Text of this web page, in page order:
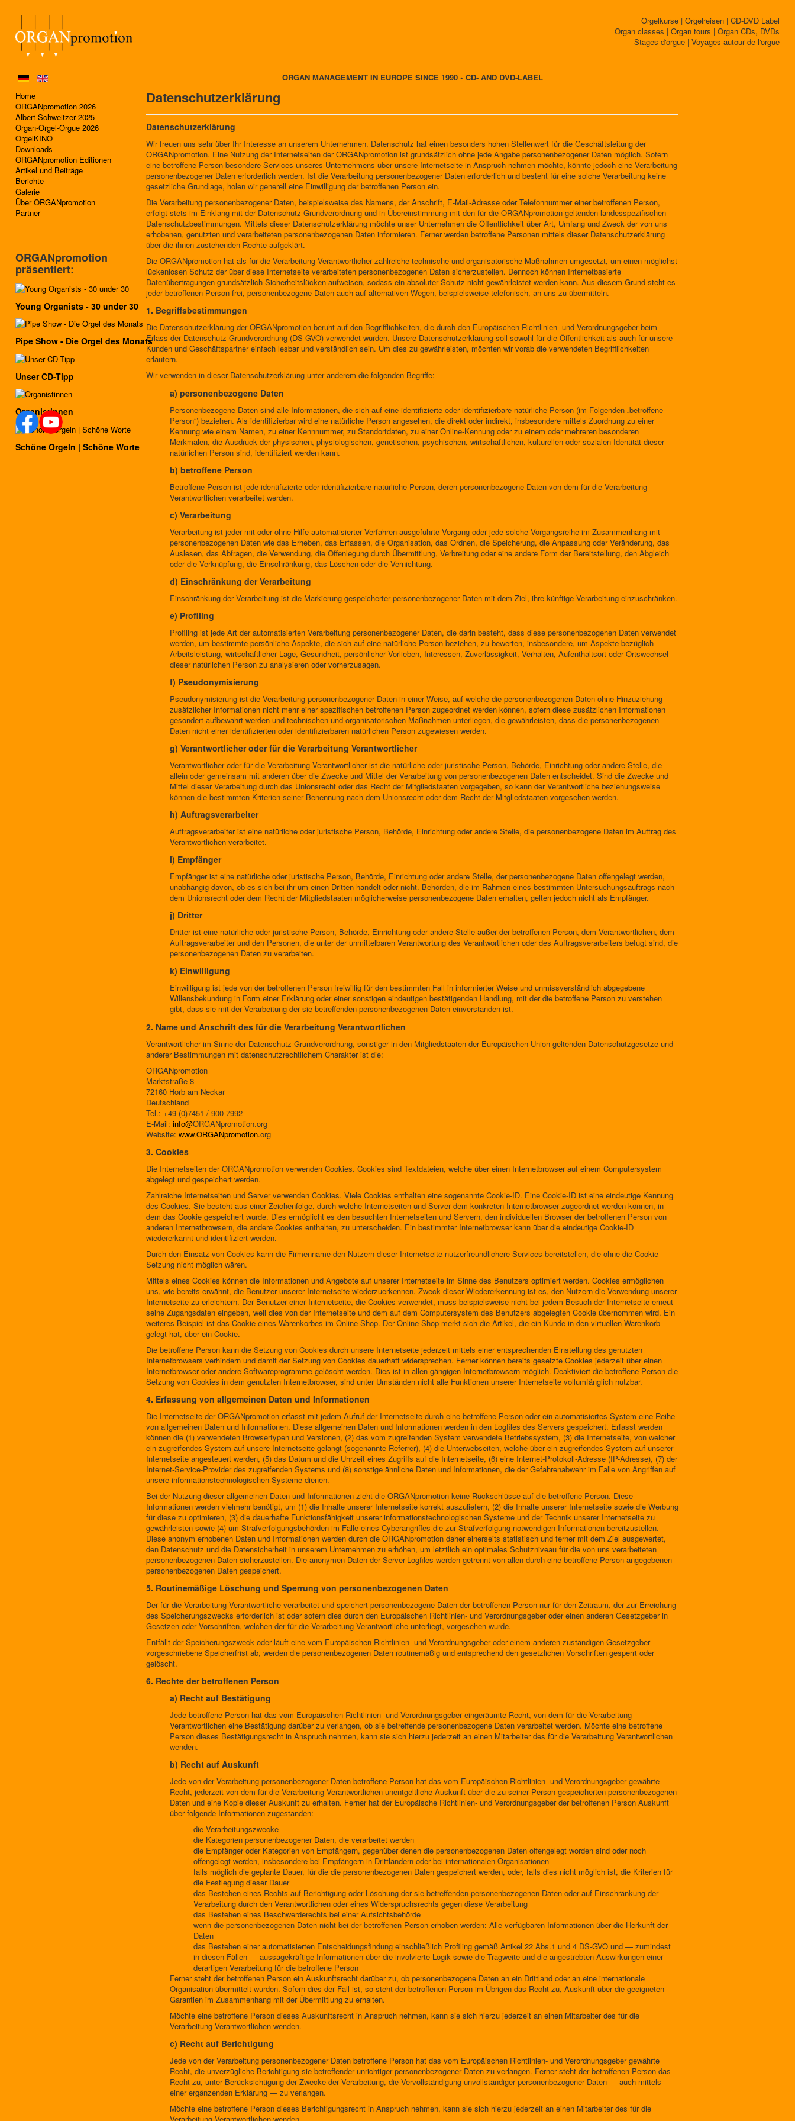
Orgelkurse | Orgelreisen | CD-DVD Label
Organ classes | Organ tours | Organ CDs, DVDs
Stages d'orgue | Voyages autour de l'orgue
Home
ORGANpromotion 2026
Albert Schweitzer 2025
Organ-Orgel-Orgue 2026
OrgelKINO
Downloads
ORGANpromotion Editionen
Artikel und Beiträge
Berichte
Galerie
Über ORGANpromotion
Partner
ORGAN MANAGEMENT IN EUROPE SINCE 1990 • CD- AND DVD-LABEL
Datenschutzerklärung
Datenschutzerklärung
Wir freuen uns sehr über Ihr Interesse an unserem Unternehmen. Datenschutz hat einen besonders hohen Stellenwert für die Geschäftsleitung der
ORGANpromotion. Eine Nutzung der Internetseiten der ORGANpromotion ist grundsätzlich ohne jede Angabe personenbezogener Daten möglich. Sofern
eine betroffene Person besondere Services unseres Unternehmens über unsere Internetseite in Anspruch nehmen möchte, könnte jedoch eine Verarbeitung
personenbezogener Daten erforderlich werden. Ist die Verarbeitung personenbezogener Daten erforderlich und besteht für eine solche Verarbeitung keine
gesetzliche Grundlage, holen wir generell eine Einwilligung der betroffenen Person ein.
Die Verarbeitung personenbezogener Daten, beispielsweise des Namens, der Anschrift, E-Mail-Adresse oder Telefonnummer einer betroffenen Person,
erfolgt stets im Einklang mit der Datenschutz-Grundverordnung und in Übereinstimmung mit den für die ORGANpromotion geltenden landesspezifischen
Datenschutzbestimmungen. Mittels dieser Datenschutzerklärung möchte unser Unternehmen die Öffentlichkeit über Art, Umfang und Zweck der von uns
erhobenen, genutzten und verarbeiteten personenbezogenen Daten informieren. Ferner werden betroffene Personen mittels dieser Datenschutzerklärung
über die ihnen zustehenden Rechte aufgeklärt.
Die ORGANpromotion hat als für die Verarbeitung Verantwortlicher zahlreiche technische und organisatorische Maßnahmen umgesetzt, um einen möglichst
lückenlosen Schutz der über diese Internetseite verarbeiteten personenbezogenen Daten sicherzustellen. Dennoch können Internetbasierte
Datenübertragungen grundsätzlich Sicherheitslücken aufweisen, sodass ein absoluter Schutz nicht gewährleistet werden kann. Aus diesem Grund steht es
jeder betroffenen Person frei, personenbezogene Daten auch auf alternativen Wegen, beispielsweise telefonisch, an uns zu übermitteln.
1. Begriffsbestimmungen
Die Datenschutzerklärung der ORGANpromotion beruht auf den Begrifflichkeiten, die durch den Europäischen Richtlinien- und Verordnungsgeber beim
Erlass der Datenschutz-Grundverordnung (DS-GVO) verwendet wurden. Unsere Datenschutzerklärung soll sowohl für die Öffentlichkeit als auch für unsere
Kunden und Geschäftspartner einfach lesbar und verständlich sein. Um dies zu gewährleisten, möchten wir vorab die verwendeten Begrifflichkeiten
erläutern.
Wir verwenden in dieser Datenschutzerklärung unter anderem die folgenden Begriffe:
a) personenbezogene Daten
Personenbezogene Daten sind alle Informationen, die sich auf eine identifizierte oder identifizierbare natürliche Person (im Folgenden „betroffene
Person“) beziehen. Als identifizierbar wird eine natürliche Person angesehen, die direkt oder indirekt, insbesondere mittels Zuordnung zu einer
Kennung wie einem Namen, zu einer Kennnummer, zu Standortdaten, zu einer Online-Kennung oder zu einem oder mehreren besonderen
Merkmalen, die Ausdruck der physischen, physiologischen, genetischen, psychischen, wirtschaftlichen, kulturellen oder sozialen Identität dieser
natürlichen Person sind, identifiziert werden kann.
b) betroffene Person
Betroffene Person ist jede identifizierte oder identifizierbare natürliche Person, deren personenbezogene Daten von dem für die Verarbeitung
Verantwortlichen verarbeitet werden.
c) Verarbeitung
Verarbeitung ist jeder mit oder ohne Hilfe automatisierter Verfahren ausgeführte Vorgang oder jede solche Vorgangsreihe im Zusammenhang mit
personenbezogenen Daten wie das Erheben, das Erfassen, die Organisation, das Ordnen, die Speicherung, die Anpassung oder Veränderung, das
Auslesen, das Abfragen, die Verwendung, die Offenlegung durch Übermittlung, Verbreitung oder eine andere Form der Bereitstellung, den Abgleich
oder die Verknüpfung, die Einschränkung, das Löschen oder die Vernichtung.
d) Einschränkung der Verarbeitung
Einschränkung der Verarbeitung ist die Markierung gespeicherter personenbezogener Daten mit dem Ziel, ihre künftige Verarbeitung einzuschränken.
e) Profiling
Profiling ist jede Art der automatisierten Verarbeitung personenbezogener Daten, die darin besteht, dass diese personenbezogenen Daten verwendet
werden, um bestimmte persönliche Aspekte, die sich auf eine natürliche Person beziehen, zu bewerten, insbesondere, um Aspekte bezüglich
Arbeitsleistung, wirtschaftlicher Lage, Gesundheit, persönlicher Vorlieben, Interessen, Zuverlässigkeit, Verhalten, Aufenthaltsort oder Ortswechsel
dieser natürlichen Person zu analysieren oder vorherzusagen.
f) Pseudonymisierung
Pseudonymisierung ist die Verarbeitung personenbezogener Daten in einer Weise, auf welche die personenbezogenen Daten ohne Hinzuziehung
zusätzlicher Informationen nicht mehr einer spezifischen betroffenen Person zugeordnet werden können, sofern diese zusätzlichen Informationen
gesondert aufbewahrt werden und technischen und organisatorischen Maßnahmen unterliegen, die gewährleisten, dass die personenbezogenen
Daten nicht einer identifizierten oder identifizierbaren natürlichen Person zugewiesen werden.
g) Verantwortlicher oder für die Verarbeitung Verantwortlicher
Verantwortlicher oder für die Verarbeitung Verantwortlicher ist die natürliche oder juristische Person, Behörde, Einrichtung oder andere Stelle, die
allein oder gemeinsam mit anderen über die Zwecke und Mittel der Verarbeitung von personenbezogenen Daten entscheidet. Sind die Zwecke und
Mittel dieser Verarbeitung durch das Unionsrecht oder das Recht der Mitgliedstaaten vorgegeben, so kann der Verantwortliche beziehungsweise
können die bestimmten Kriterien seiner Benennung nach dem Unionsrecht oder dem Recht der Mitgliedstaaten vorgesehen werden.
h) Auftragsverarbeiter
Auftragsverarbeiter ist eine natürliche oder juristische Person, Behörde, Einrichtung oder andere Stelle, die personenbezogene Daten im Auftrag des
Verantwortlichen verarbeitet.
i) Empfänger
Empfänger ist eine natürliche oder juristische Person, Behörde, Einrichtung oder andere Stelle, der personenbezogene Daten offengelegt werden,
unabhängig davon, ob es sich bei ihr um einen Dritten handelt oder nicht. Behörden, die im Rahmen eines bestimmten Untersuchungsauftrags nach
dem Unionsrecht oder dem Recht der Mitgliedstaaten möglicherweise personenbezogene Daten erhalten, gelten jedoch nicht als Empfänger.
j) Dritter
Dritter ist eine natürliche oder juristische Person, Behörde, Einrichtung oder andere Stelle außer der betroffenen Person, dem Verantwortlichen, dem
Auftragsverarbeiter und den Personen, die unter der unmittelbaren Verantwortung des Verantwortlichen oder des Auftragsverarbeiters befugt sind, die
personenbezogenen Daten zu verarbeiten.
k) Einwilligung
Einwilligung ist jede von der betroffenen Person freiwillig für den bestimmten Fall in informierter Weise und unmissverständlich abgegebene
Willensbekundung in Form einer Erklärung oder einer sonstigen eindeutigen bestätigenden Handlung, mit der die betroffene Person zu verstehen
gibt, dass sie mit der Verarbeitung der sie betreffenden personenbezogenen Daten einverstanden ist.
2. Name und Anschrift des für die Verarbeitung Verantwortlichen
Verantwortlicher im Sinne der Datenschutz-Grundverordnung, sonstiger in den Mitgliedstaaten der Europäischen Union geltenden Datenschutzgesetze und
anderer Bestimmungen mit datenschutzrechtlichem Charakter ist die:
ORGANpromotion
Marktstraße 8
72160 Horb am Neckar
Deutschland
Tel.: +49 (0)7451 / 900 7992
E-Mail: info@ORGANpromotion.org
Website: www.ORGANpromotion.org
3. Cookies
Die Internetseiten der ORGANpromotion verwenden Cookies. Cookies sind Textdateien, welche über einen Internetbrowser auf einem Computersystem
abgelegt und gespeichert werden.
Zahlreiche Internetseiten und Server verwenden Cookies. Viele Cookies enthalten eine sogenannte Cookie-ID. Eine Cookie-ID ist eine eindeutige Kennung
des Cookies. Sie besteht aus einer Zeichenfolge, durch welche Internetseiten und Server dem konkreten Internetbrowser zugeordnet werden können, in
dem das Cookie gespeichert wurde. Dies ermöglicht es den besuchten Internetseiten und Servern, den individuellen Browser der betroffenen Person von
anderen Internetbrowsern, die andere Cookies enthalten, zu unterscheiden. Ein bestimmter Internetbrowser kann über die eindeutige Cookie-ID
wiedererkannt und identifiziert werden.
Durch den Einsatz von Cookies kann die Firmenname den Nutzern dieser Internetseite nutzerfreundlichere Services bereitstellen, die ohne die Cookie-
Setzung nicht möglich wären.
Mittels eines Cookies können die Informationen und Angebote auf unserer Internetseite im Sinne des Benutzers optimiert werden. Cookies ermöglichen
uns, wie bereits erwähnt, die Benutzer unserer Internetseite wiederzuerkennen. Zweck dieser Wiedererkennung ist es, den Nutzern die Verwendung unserer
Internetseite zu erleichtern. Der Benutzer einer Internetseite, die Cookies verwendet, muss beispielsweise nicht bei jedem Besuch der Internetseite erneut
seine Zugangsdaten eingeben, weil dies von der Internetseite und dem auf dem Computersystem des Benutzers abgelegten Cookie übernommen wird. Ein
weiteres Beispiel ist das Cookie eines Warenkorbes im Online-Shop. Der Online-Shop merkt sich die Artikel, die ein Kunde in den virtuellen Warenkorb
gelegt hat, über ein Cookie.
Die betroffene Person kann die Setzung von Cookies durch unsere Internetseite jederzeit mittels einer entsprechenden Einstellung des genutzten
Internetbrowsers verhindern und damit der Setzung von Cookies dauerhaft widersprechen. Ferner können bereits gesetzte Cookies jederzeit über einen
Internetbrowser oder andere Softwareprogramme gelöscht werden. Dies ist in allen gängigen Internetbrowsern möglich. Deaktiviert die betroffene Person die
Setzung von Cookies in dem genutzten Internetbrowser, sind unter Umständen nicht alle Funktionen unserer Internetseite vollumfänglich nutzbar.
4. Erfassung von allgemeinen Daten und Informationen
Die Internetseite der ORGANpromotion erfasst mit jedem Aufruf der Internetseite durch eine betroffene Person oder ein automatisiertes System eine Reihe
von allgemeinen Daten und Informationen. Diese allgemeinen Daten und Informationen werden in den Logfiles des Servers gespeichert. Erfasst werden
können die (1) verwendeten Browsertypen und Versionen, (2) das vom zugreifenden System verwendete Betriebssystem, (3) die Internetseite, von welcher
ein zugreifendes System auf unsere Internetseite gelangt (sogenannte Referrer), (4) die Unterwebseiten, welche über ein zugreifendes System auf unserer
Internetseite angesteuert werden, (5) das Datum und die Uhrzeit eines Zugriffs auf die Internetseite, (6) eine Internet-Protokoll-Adresse (IP-Adresse), (7) der
Internet-Service-Provider des zugreifenden Systems und (8) sonstige ähnliche Daten und Informationen, die der Gefahrenabwehr im Falle von Angriffen auf
unsere informationstechnologischen Systeme dienen.
Bei der Nutzung dieser allgemeinen Daten und Informationen zieht die ORGANpromotion keine Rückschlüsse auf die betroffene Person. Diese
Informationen werden vielmehr benötigt, um (1) die Inhalte unserer Internetseite korrekt auszuliefern, (2) die Inhalte unserer Internetseite sowie die Werbung
für diese zu optimieren, (3) die dauerhafte Funktionsfähigkeit unserer informationstechnologischen Systeme und der Technik unserer Internetseite zu
gewährleisten sowie (4) um Strafverfolgungsbehörden im Falle eines Cyberangriffes die zur Strafverfolgung notwendigen Informationen bereitzustellen.
Diese anonym erhobenen Daten und Informationen werden durch die ORGANpromotion daher einerseits statistisch und ferner mit dem Ziel ausgewertet,
den Datenschutz und die Datensicherheit in unserem Unternehmen zu erhöhen, um letztlich ein optimales Schutzniveau für die von uns verarbeiteten
personenbezogenen Daten sicherzustellen. Die anonymen Daten der Server-Logfiles werden getrennt von allen durch eine betroffene Person angegebenen
personenbezogenen Daten gespeichert.
5. Routinemäßige Löschung und Sperrung von personenbezogenen Daten
Der für die Verarbeitung Verantwortliche verarbeitet und speichert personenbezogene Daten der betroffenen Person nur für den Zeitraum, der zur Erreichung
des Speicherungszwecks erforderlich ist oder sofern dies durch den Europäischen Richtlinien- und Verordnungsgeber oder einen anderen Gesetzgeber in
Gesetzen oder Vorschriften, welchen der für die Verarbeitung Verantwortliche unterliegt, vorgesehen wurde.
Entfällt der Speicherungszweck oder läuft eine vom Europäischen Richtlinien- und Verordnungsgeber oder einem anderen zuständigen Gesetzgeber
vorgeschriebene Speicherfrist ab, werden die personenbezogenen Daten routinemäßig und entsprechend den gesetzlichen Vorschriften gesperrt oder
gelöscht.
6. Rechte der betroffenen Person
a) Recht auf Bestätigung
Jede betroffene Person hat das vom Europäischen Richtlinien- und Verordnungsgeber eingeräumte Recht, von dem für die Verarbeitung
Verantwortlichen eine Bestätigung darüber zu verlangen, ob sie betreffende personenbezogene Daten verarbeitet werden. Möchte eine betroffene
Person dieses Bestätigungsrecht in Anspruch nehmen, kann sie sich hierzu jederzeit an einen Mitarbeiter des für die Verarbeitung Verantwortlichen
wenden.
b) Recht auf Auskunft
Jede von der Verarbeitung personenbezogener Daten betroffene Person hat das vom Europäischen Richtlinien- und Verordnungsgeber gewährte
Recht, jederzeit von dem für die Verarbeitung Verantwortlichen unentgeltliche Auskunft über die zu seiner Person gespeicherten personenbezogenen
Daten und eine Kopie dieser Auskunft zu erhalten. Ferner hat der Europäische Richtlinien- und Verordnungsgeber der betroffenen Person Auskunft
über folgende Informationen zugestanden:
die Verarbeitungszwecke
die Kategorien personenbezogener Daten, die verarbeitet werden
die Empfänger oder Kategorien von Empfängern, gegenüber denen die personenbezogenen Daten offengelegt worden sind oder noch
offengelegt werden, insbesondere bei Empfängern in Drittländern oder bei internationalen Organisationen
falls möglich die geplante Dauer, für die die personenbezogenen Daten gespeichert werden, oder, falls dies nicht möglich ist, die Kriterien für
die Festlegung dieser Dauer
das Bestehen eines Rechts auf Berichtigung oder Löschung der sie betreffenden personenbezogenen Daten oder auf Einschränkung der
Verarbeitung durch den Verantwortlichen oder eines Widerspruchsrechts gegen diese Verarbeitung
das Bestehen eines Beschwerderechts bei einer Aufsichtsbehörde
wenn die personenbezogenen Daten nicht bei der betroffenen Person erhoben werden: Alle verfügbaren Informationen über die Herkunft der
Daten
das Bestehen einer automatisierten Entscheidungsfindung einschließlich Profiling gemäß Artikel 22 Abs.1 und 4 DS-GVO und — zumindest
in diesen Fällen — aussagekräftige Informationen über die involvierte Logik sowie die Tragweite und die angestrebten Auswirkungen einer
derartigen Verarbeitung für die betroffene Person
Ferner steht der betroffenen Person ein Auskunftsrecht darüber zu, ob personenbezogene Daten an ein Drittland oder an eine internationale
Organisation übermittelt wurden. Sofern dies der Fall ist, so steht der betroffenen Person im Übrigen das Recht zu, Auskunft über die geeigneten
Garantien im Zusammenhang mit der Übermittlung zu erhalten.
Möchte eine betroffene Person dieses Auskunftsrecht in Anspruch nehmen, kann sie sich hierzu jederzeit an einen Mitarbeiter des für die
Verarbeitung Verantwortlichen wenden.
c) Recht auf Berichtigung
Jede von der Verarbeitung personenbezogener Daten betroffene Person hat das vom Europäischen Richtlinien- und Verordnungsgeber gewährte
Recht, die unverzügliche Berichtigung sie betreffender unrichtiger personenbezogener Daten zu verlangen. Ferner steht der betroffenen Person das
Recht zu, unter Berücksichtigung der Zwecke der Verarbeitung, die Vervollständigung unvollständiger personenbezogener Daten — auch mittels
einer ergänzenden Erklärung — zu verlangen.
Möchte eine betroffene Person dieses Berichtigungsrecht in Anspruch nehmen, kann sie sich hierzu jederzeit an einen Mitarbeiter des für die
ORGANpromotion
präsentiert:
Young Organists - 30 under 30
Pipe Show - Die Orgel des Monats
Unser CD-Tipp
Organistinnen
Schöne Orgeln | Schöne Worte